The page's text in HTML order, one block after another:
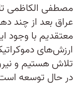
مصطفی الکاظمی
عراق بعد از چند
معتقدیم با وجود
ارزش‌های
تلاش هستیم و
در حال توسعه